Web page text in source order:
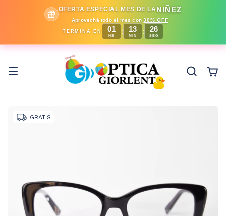
OFERTA ESPECIAL MES DE LANIÑEZ
Aprovechá todo el mes con30% OFF
TERMINA EN 01
HS
: 13
MIN
: 25
SEG
GRATIS